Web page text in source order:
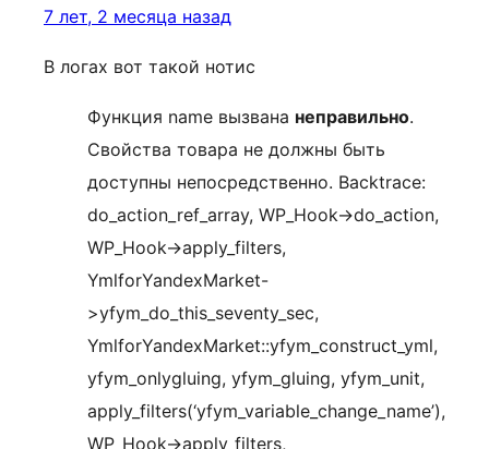
7 лет, 2 месяца назад
В логах вот такой нотис
Функция name вызвана неправильно.
Свойства товара не должны быть
доступны непосредственно. Backtrace:
do_action_ref_array, WP_Hook->do_action,
WP_Hook->apply_filters,
YmlforYandexMarket-
>yfym_do_this_seventy_sec,
YmlforYandexMarket::yfym_construct_yml,
yfym_onlygluing, yfym_gluing, yfym_unit,
apply_filters(‘yfym_variable_change_name’),
WP_Hook->apply_filters,